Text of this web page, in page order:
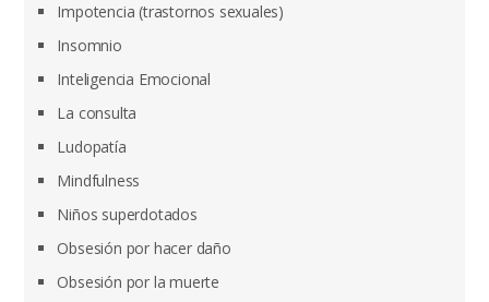
Impotencia (trastornos sexuales)
Insomnio
Inteligencia Emocional
La consulta
Ludopatía
Mindfulness
Niños superdotados
Obsesión por hacer daño
Obsesión por la muerte